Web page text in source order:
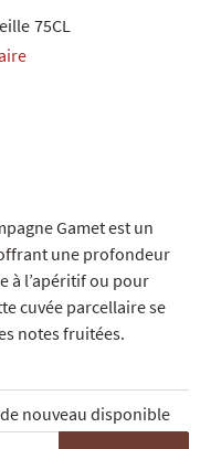
75CL
Gamet est un
une profondeur
à l’apéritif ou pour
cuvée parcellaire se
notes fruitées.
nouveau disponible